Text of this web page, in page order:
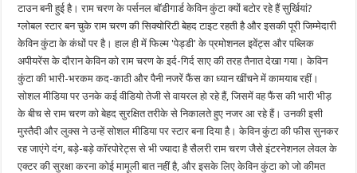
टाउन बनी हुई है। राम चरण के पर्सनल बॉडीगार्ड केविन कुंटा क्यों बटोर रहे हैं सुर्खियां?
ग्लोबल स्टार बन चुके राम चरण की सिक्योरिटी बेहद टाइट रहती है और इसकी पूरी जिम्मेदारी
केविन कुंटा के कंधों पर है। हाल ही में फिल्म 'पेड्डी' के प्रमोशनल इवेंट्स और पब्लिक
अपीयरेंस के दौरान केविन को राम चरण के इर्द-गिर्द साए की तरह तैनात देखा गया। केविन
कुंटा की भारी-भरकम कद-काठी और पैनी नजरें फैंस का ध्यान खींचने में कामयाब रहीं।
सोशल मीडिया पर उनके कई वीडियो तेजी से वायरल हो रहे हैं, जिसमें वह फैंस की भारी भीड़
के बीच से राम चरण को बेहद सुरक्षित तरीके से निकालते हुए नजर आ रहे हैं। उनकी इसी
मुस्तैदी और लुक्स ने उन्हें सोशल मीडिया पर स्टार बना दिया है। केविन कुंटा की फीस सुनकर
रह जाएंगे दंग, बड़े-बड़े कॉरपोरेट्स से भी ज्यादा है सैलरी राम चरण जैसे इंटरनेशनल लेवल के
एक्टर की सुरक्षा करना कोई मामूली बात नहीं है, और इसके लिए केविन कुंटा को जो कीमत